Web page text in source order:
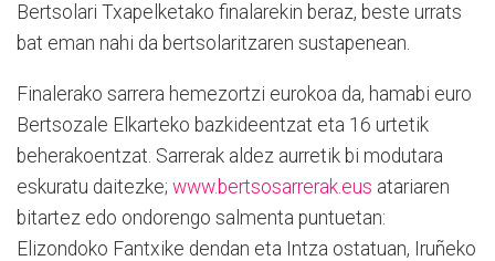
Bertsolari Txapelketako finalarekin beraz, beste urrats
bat eman nahi da bertsolaritzaren sustapenean.
Finalerako sarrera hemezortzi eurokoa da, hamabi euro
Bertsozale Elkarteko bazkideentzat eta 16 urtetik
beherakoentzat. Sarrerak aldez aurretik bi modutara
eskuratu daitezke; www.bertsosarrerak.eus atariaren
bitartez edo ondorengo salmenta puntuetan:
Elizondoko Fantxike dendan eta Intza ostatuan, Iruñeko